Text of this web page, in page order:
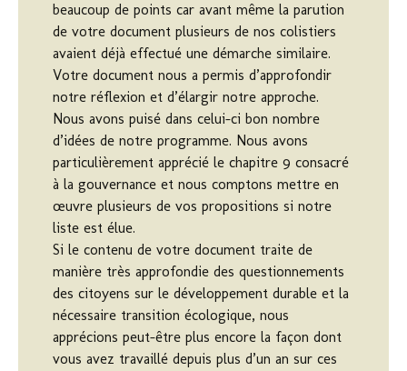
beaucoup de points car avant même la parution
de votre document plusieurs de nos colistiers
avaient déjà effectué une démarche similaire.
Votre document nous a permis d’approfondir
notre réflexion et d’élargir notre approche.
Nous avons puisé dans celui-ci bon nombre
d’idées de notre programme. Nous avons
particulièrement apprécié le chapitre 9 consacré
à la gouvernance et nous comptons mettre en
œuvre plusieurs de vos propositions si notre
liste est élue.
Si le contenu de votre document traite de
manière très approfondie des questionnements
des citoyens sur le développement durable et la
nécessaire transition écologique, nous
apprécions peut-être plus encore la façon dont
vous avez travaillé depuis plus d’un an sur ces